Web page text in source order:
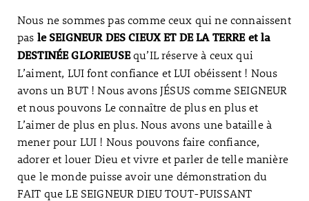
Nous ne sommes pas comme ceux qui ne connaissent
pas le SEIGNEUR DES CIEUX ET DE LA TERRE et la
DESTINÉE GLORIEUSEqu’IL réserve à ceux qui
L’aiment, LUI font confiance et LUI obéissent ! Nous
avons un BUT ! Nous avons JÉSUS comme SEIGNEUR
et nous pouvons Le connaître de plus en plus et
L’aimer de plus en plus. Nous avons une bataille à
mener pour LUI ! Nous pouvons faire confiance,
adorer et louer Dieu et vivre et parler de telle manière
que le monde puisse avoir une démonstration du
FAIT que LE SEIGNEUR DIEU TOUT-PUISSANT